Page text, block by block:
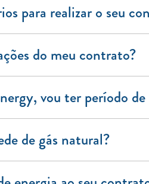
para realizar o seu
do meu contrato?
vou ter período
de gás natural?